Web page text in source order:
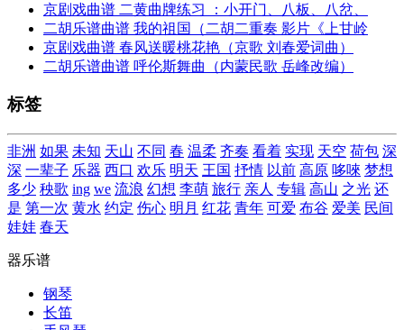
京剧戏曲谱 二黄曲牌练习 ：小开门、八板、八岔、
二胡乐谱曲谱 我的祖国（二胡二重奏 影片《上甘岭
京剧戏曲谱 春风送暖桃花艳（京歌 刘春爱词曲）
二胡乐谱曲谱 呼伦斯舞曲（内蒙民歌 岳峰改编）
标签
非洲 如果 未知 天山 不同 春 温柔 齐奏 看着 实现 天空 荷包 深
深 一辈子 乐器 西口 欢乐 明天 王国 抒情 以前 高原 哆唻 梦想
多少 秧歌 ing we 流浪 幻想 李萌 旅行 亲人 专辑 高山 之光 还
是 第一次 黄水 约定 伤心 明月 红花 青年 可爱 布谷 爱美 民间
娃娃 春天
器乐谱
钢琴
长笛